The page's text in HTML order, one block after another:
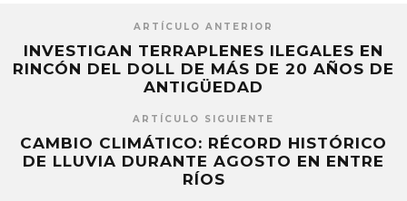
ARTÍCULO ANTERIOR
INVESTIGAN TERRAPLENES ILEGALES EN
RINCÓN DEL DOLL DE MÁS DE 20 AÑOS DE
ANTIGÜEDAD
ARTÍCULO SIGUIENTE
CAMBIO CLIMÁTICO: RÉCORD HISTÓRICO
DE LLUVIA DURANTE AGOSTO EN ENTRE
RÍOS